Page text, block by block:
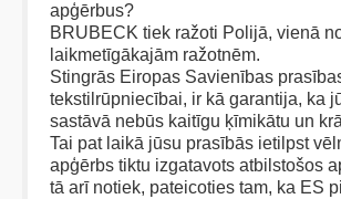
apģērbus?
BRUBECK tiek ražoti Polijā, vienā
laikmetīgākajām ražotnēm.
Stingrās Eiropas Savienības
tekstilrūpniecībai, ir kā garantija, ka
sastāvā nebūs kaitīgu ķīmikātu un
Tai pat laikā jūsu prasībās ietilpst
apģērbs tiktu izgatavots atbilstošos
tā arī notiek, pateicoties tam, ka ES